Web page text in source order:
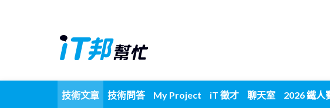
技術文章 技術問答 My Project iT 徵才 聊天室 2026 鐵人